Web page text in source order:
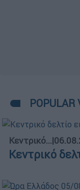
POPULAR
Κεντρικό...|
Κεντρικό